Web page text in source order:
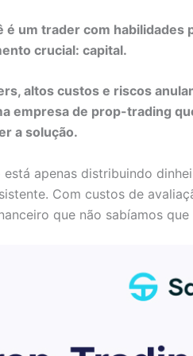
é um trader com
crucial: capital.
altos custos e riscos
empresa de prop-trading
a solução.
está apenas distribuindo
Com custos de
que não sabíamos